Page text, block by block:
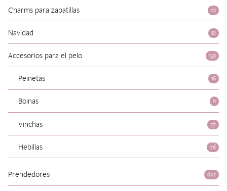
Charms para zapatillas 22
Navidad 81
Accesorios para el pelo 130
Peinetas 16
Boinas 11
Vinchas 27
Hebillas 76
Prendedores 602